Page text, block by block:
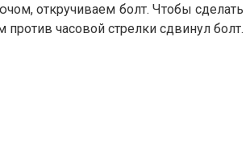
откручиваем болт. Чтобы сделать
часовой стрелки сдвинул болт.